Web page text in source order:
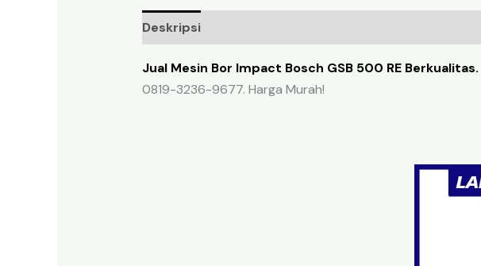
Deskripsi
Jual Mesin Bor Impact Bosch GSB 500 RE Berkualitas.
0819-3236-9677. Harga Murah!